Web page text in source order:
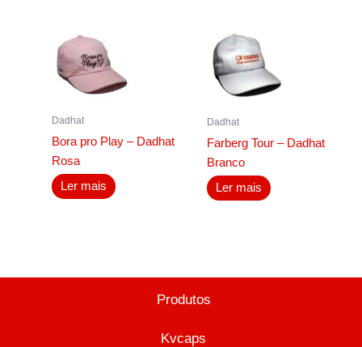
Dadhat
Bora pro Play – Dadhat
Rosa
Ler mais
Dadhat
Farberg Tour – Dadhat
Branco
Ler mais
Produtos
Kvcaps